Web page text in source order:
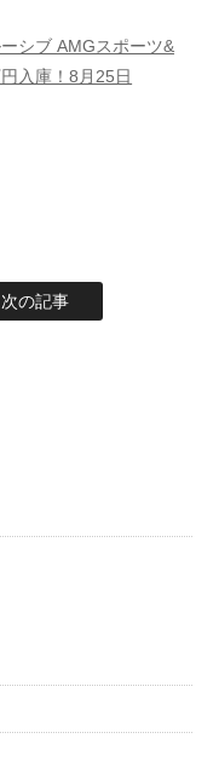
シブ AMGスポーツ&
入庫！8月25日
次の記事